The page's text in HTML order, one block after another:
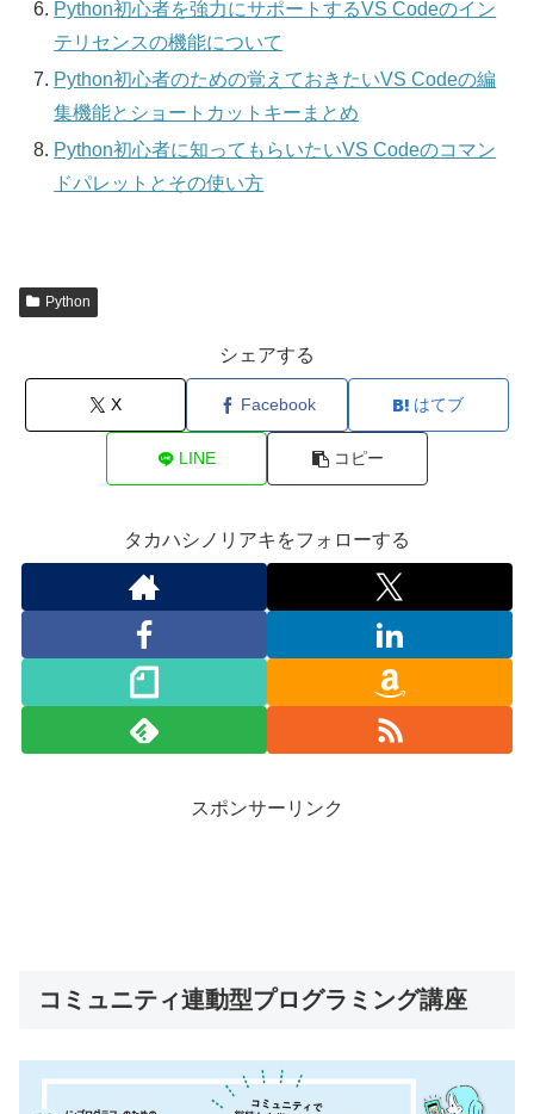
Python初心者を強力にサポートするVS Codeのイン
テリセンスの機能について
Python初心者のための覚えておきたいVS Codeの編
集機能とショートカットキーまとめ
Python初心者に知ってもらいたいVS Codeのコマン
ドパレットとその使い方
Python
シェアする
X Facebook はてブ
LINE コピー
タカハシノリアキをフォローする
スポンサーリンク
コミュニティ連動型プログラミング講座